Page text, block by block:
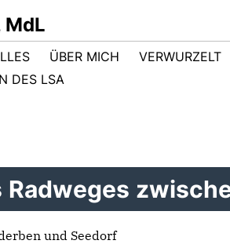
MdL
ÜBER MICH VERWURZELT
DES LSA
und Seedorf